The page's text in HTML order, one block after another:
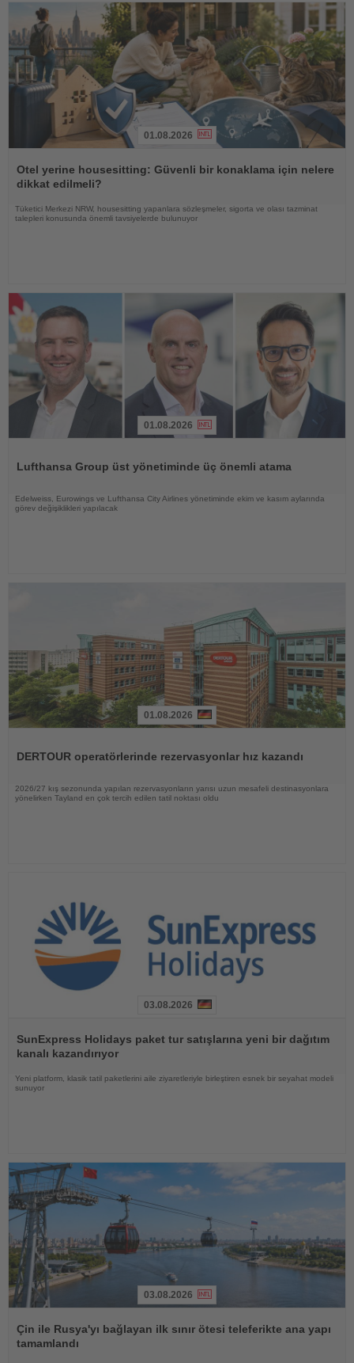
Oku
01.08.2026
Otel yerine housesitting: Güvenli bir konaklama için nelere
dikkat edilmeli?
Tüketici Merkezi NRW, housesitting yapanlara sözleşmeler, sigorta ve olası tazminat
talepleri konusunda önemli tavsiyelerde bulunuyor
01.08.2026
Lufthansa Group üst yönetiminde üç önemli atama
Edelweiss, Eurowings ve Lufthansa City Airlines yönetiminde ekim ve kasım aylarında
görev değişiklikleri yapılacak
01.08.2026
DERTOUR operatörlerinde rezervasyonlar hız kazandı
2026/27 kış sezonunda yapılan rezervasyonların yarısı uzun mesafeli destinasyonlara
yönelirken Tayland en çok tercih edilen tatil noktası oldu
Oku
03.08.2026
SunExpress Holidays paket tur satışlarına yeni bir dağıtım
kanalı kazandırıyor
Yeni platform, klasik tatil paketlerini aile ziyaretleriyle birleştiren esnek bir seyahat modeli
sunuyor
Oku
03.08.2026
Çin ile Rusya'yı bağlayan ilk sınır ötesi teleferikte ana yapı
tamamlandı